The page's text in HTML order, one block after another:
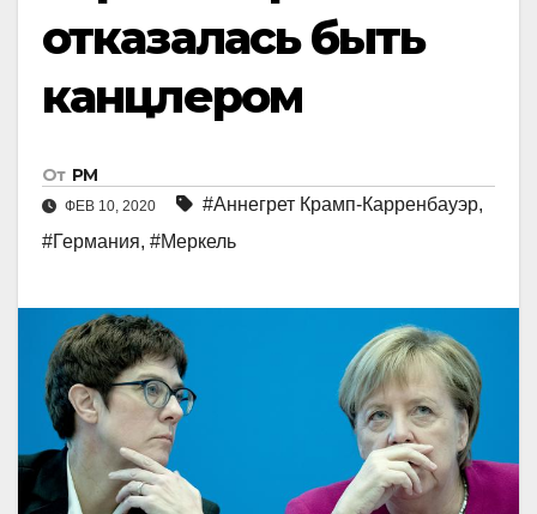
отказалась быть
канцлером
От РМ
ФЕВ 10, 2020 #Аннегрет Крамп-Карренбауэр,
#Германия, #Меркель